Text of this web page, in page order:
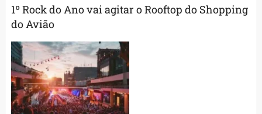
1º Rock do Ano vai agitar o Rooftop do Shopping
do Avião